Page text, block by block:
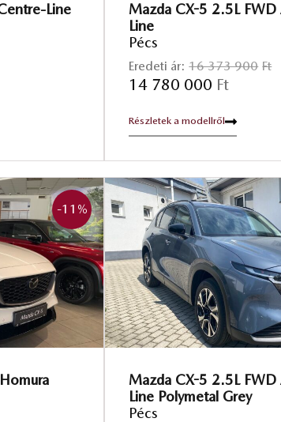
Line
Mazda CX-5 2.5L FWD
Line
Pécs
Eredeti ár: 16 373 900 Ft
14 780 000 Ft
Részletek a modellről
-11 %
Mazda CX-5 2.5L FWD
Line Polymetal Grey
Pécs